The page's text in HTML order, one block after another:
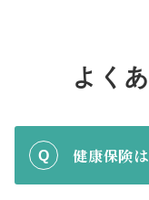
よく
Q 健康保険